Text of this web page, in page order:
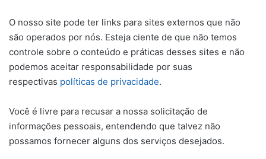
O nosso site pode ter links para sites externos que não
são operados por nós. Esteja ciente de que não temos
controle sobre o conteúdo e práticas desses sites e não
podemos aceitar responsabilidade por suas
respectivas políticas de privacidade.
Você é livre para recusar a nossa solicitação de
informações pessoais, entendendo que talvez não
possamos fornecer alguns dos serviços desejados.